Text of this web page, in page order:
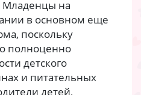
Младенцы на
в основном еще
поскольку
полноценно
детского
и питательных
детей,